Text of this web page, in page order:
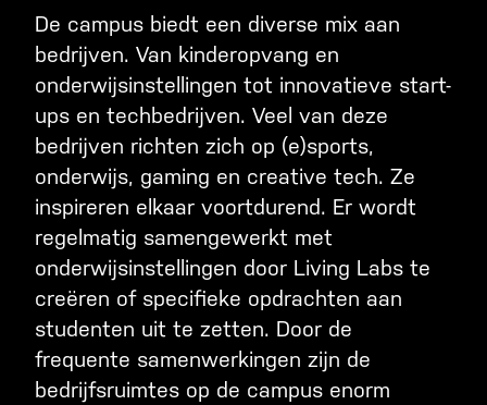
De campus biedt een diverse mix aan
bedrijven. Van kinderopvang en
onderwijsinstellingen tot innovatieve start-
ups en techbedrijven. Veel van deze
bedrijven richten zich op (e)sports,
onderwijs, gaming en creative tech. Ze
inspireren elkaar voortdurend. Er wordt
regelmatig samengewerkt met
onderwijsinstellingen door Living Labs te
creëren of specifieke opdrachten aan
studenten uit te zetten. Door de
frequente samenwerkingen zijn de
bedrijfsruimtes op de campus enorm